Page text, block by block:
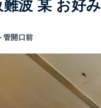
難波 某 お好
管開口前